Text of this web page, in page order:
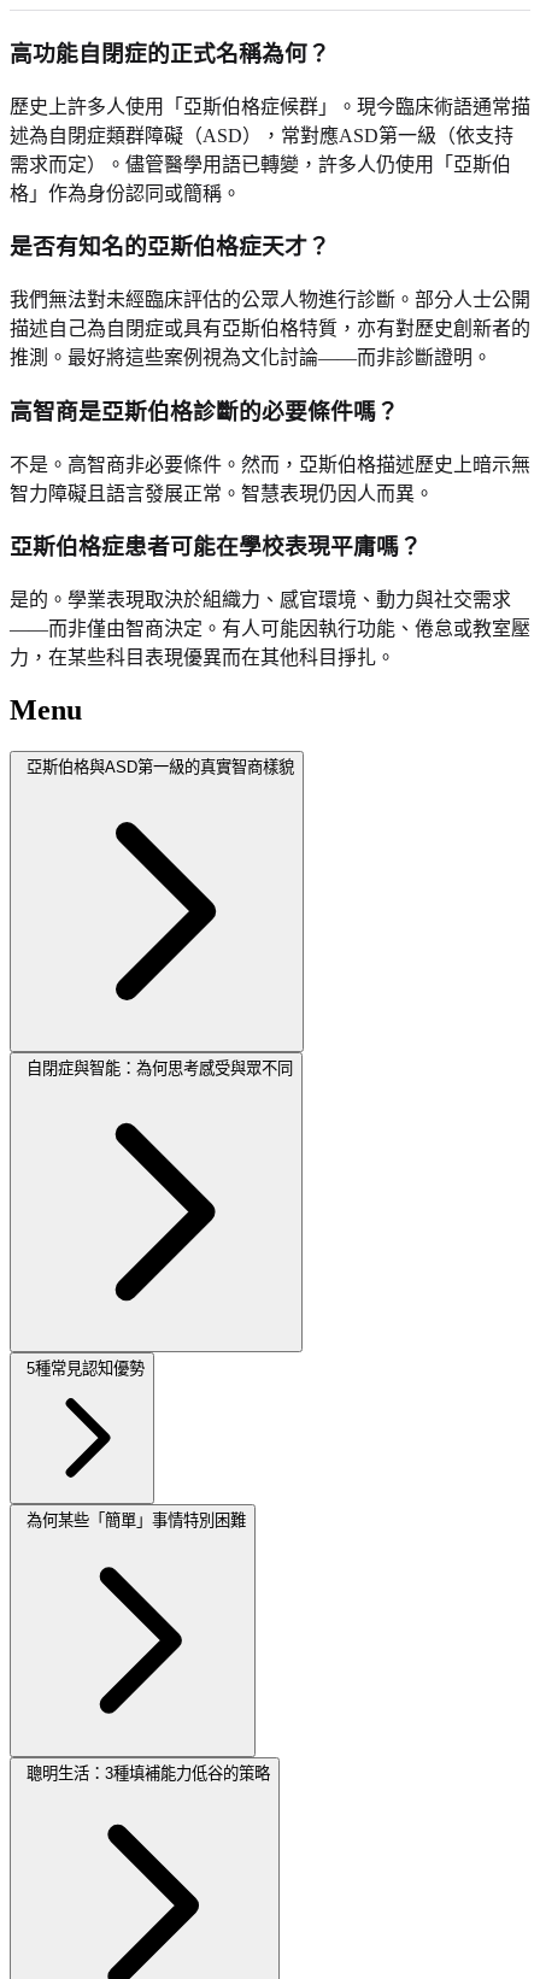
高功能自閉症的正式名稱為何？
歷史上許多人使用「亞斯伯格症候群」。現今臨床術語通常描
述為自閉症類群障礙（ASD），常對應ASD第一級（依支持
需求而定）。儘管醫學用語已轉變，許多人仍使用「亞斯伯
格」作為身份認同或簡稱。
是否有知名的亞斯伯格症天才？
我們無法對未經臨床評估的公眾人物進行診斷。部分人士公開
描述自己為自閉症或具有亞斯伯格特質，亦有對歷史創新者的
推測。最好將這些案例視為文化討論——而非診斷證明。
高智商是亞斯伯格診斷的必要條件嗎？
不是。高智商非必要條件。然而，亞斯伯格描述歷史上暗示無
智力障礙且語言發展正常。智慧表現仍因人而異。
亞斯伯格症患者可能在學校表現平庸嗎？
是的。學業表現取決於組織力、感官環境、動力與社交需求
——而非僅由智商決定。有人可能因執行功能、倦怠或教室壓
力，在某些科目表現優異而在其他科目掙扎。
Menu
亞斯伯格與ASD第一級的真實智商樣貌
自閉症與智能：為何思考感受與眾不同
5種常見認知優勢
為何某些「簡單」事情特別困難
聰明生活：3種填補能力低谷的策略